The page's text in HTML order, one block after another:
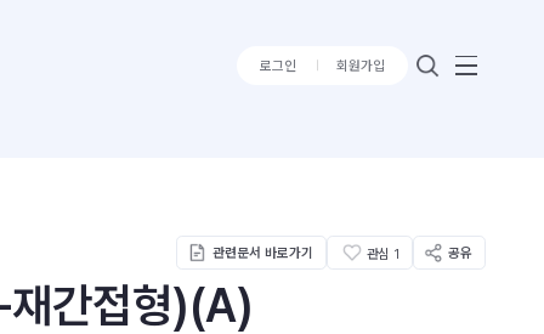
로그인 회원가입
관련문서 바로가기 관심 1 공유
재간접형)(A)